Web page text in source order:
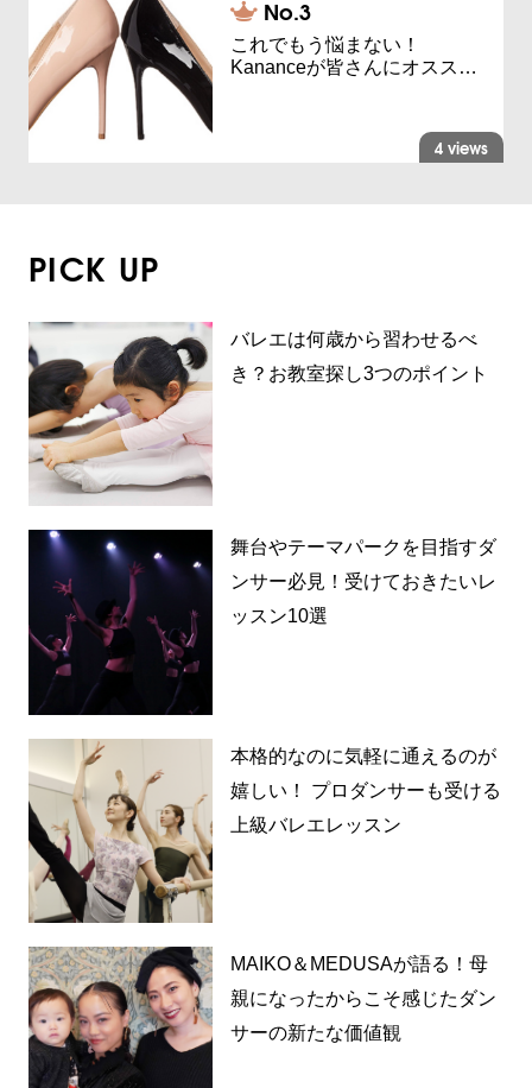
これでもう悩まない！
Kananceが皆さんにオスス…
4 views
PICK UP
バレエは何歳から習わせるべ
き？お教室探し3つのポイント
舞台やテーマパークを目指すダ
ンサー必見！受けておきたいレ
ッスン10選
本格的なのに気軽に通えるのが
嬉しい！ プロダンサーも受ける
上級バレエレッスン
MAIKO＆MEDUSAが語る！母
親になったからこそ感じたダン
サーの新たな価値観